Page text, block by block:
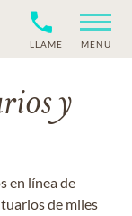
LLAME MENÚ
y
en línea de
de miles